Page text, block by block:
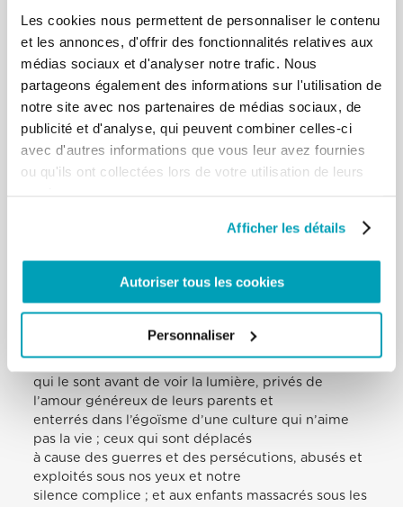
Les cookies nous permettent de personnaliser le contenu
et les annonces, d'offrir des fonctionnalités relatives aux
médias sociaux et d'analyser notre trafic. Nous
partageons également des informations sur l'utilisation de
notre site avec nos partenaires de médias sociaux, de
publicité et d'analyse, qui peuvent combiner celles-ci
avec d'autres informations que vous leur avez fournies
ou qu'ils ont collectées lors de votre utilisation de leurs
Afficher les détails
Autoriser tous les cookies
Personnaliser
Palestiniens.[…]
[…]Que Jésus sauve les trop nombreux enfants
victimes de violence, faits objet de
trafic et de traite des personnes, ou contraints à
devenir soldats ; des enfants, tant
d’enfants victimes d’abus. Qu’il donne réconfort aux
familles des enfants tués au
Pakistan la semaine dernière. Qu’il soit proche de
tous ceux qui souffrent de
Sierra Leone et en Guinée. Tandis qu’avec cœur
proches, je renouvelle une
invitation pressante à assurer l’assistance et les
Enfant-Jésus. Ma pensée va à tous les enfants
qui le sont avant de voir la lumière, privés de
l’amour généreux de leurs parents et
enterrés dans l’égoïsme d’une culture qui n’aime
pas la vie ; ceux qui sont déplacés
à cause des guerres et des persécutions, abusés et
exploités sous nos yeux et notre
silence complice ; et aux enfants massacrés sous les